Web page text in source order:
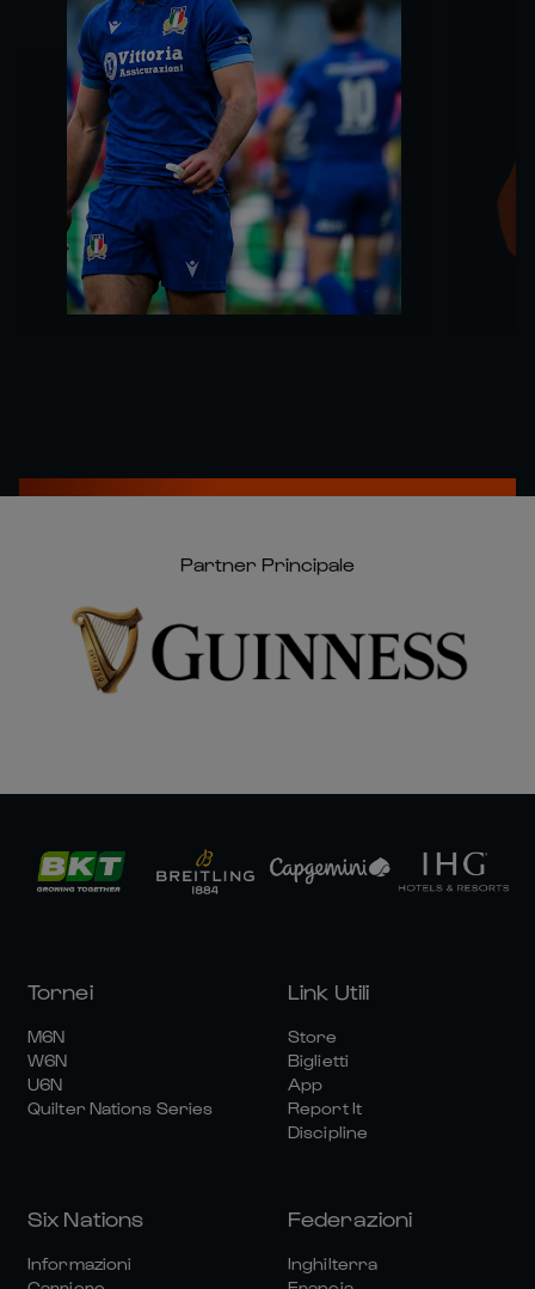
Partner Principale
Tornei
M6N
W6N
U6N
Quilter Nations Series
Link Utili
Store
Biglietti
App
Report It
Discipline
Six Nations
Informazioni
Federazioni
Inghilterra